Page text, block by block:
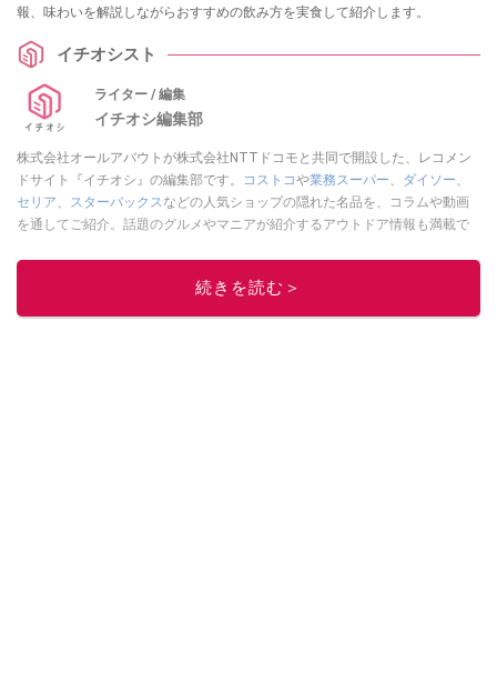
報、味わいを解説しながらおすすめの飲み方を実食して紹介します。
イチオシスト
ライター / 編集
イチオシ編集部
株式会社オールアバウトが株式会社NTTドコモと共同で開設した、レコメン
ドサイト『イチオシ』の編集部です。
コストコや業務スーパー、 ダイソー、
セリア、 スターバックスなどの人気ショップの隠れた名品を、コラムや動画
を通してご紹介。話題のグルメやマニアが紹介するアウトドア情報も満載で
レビューしています。毎日トレンド情報をお届けしているので、ぜひ
してください！続きを読む＞